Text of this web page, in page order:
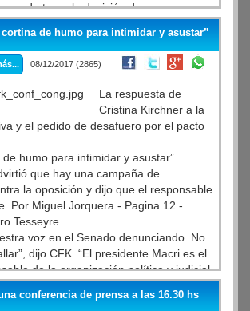
pueda tener la decisión de poner preso a
sin siquiera estar confirmado su
cortina de humo para intimidar y asustar”
08/12/2017 (2865)
La respuesta de
Cristina Kirchner a la
y el pedido de desafuero por el pacto
de humo para intimidar y asustar”
que hay una campaña de
la oposición y dijo que el responsable
Por Miguel Jorquera - Pagina 12 -
Tesseyre
voz en el Senado denunciando. No
dijo CFK. “El presidente Macri es el
de la organización política y judicial
la oposición”, afirmó la senadora electa y
Fernández de Kirchner, tras la
conferencia de prensa a las 16.30 hs